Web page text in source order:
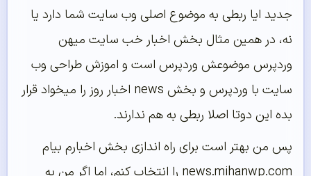
جدید ایا ربطی به موضوع اصلی وب سایت شما دارد یا
نه، در همین مثال بخش اخبار خب سایت میهن
وردپرس موضوعش وردپرس است و اموزش طراحی وب
سایت با وردپرس و بخش news اخبار روز را میخواد قرار
بده این دوتا اصلا ربطی به هم ندارند.
پس من بهتر است برای راه اندازی بخش اخبارم بیام
news.mihanwp.com را انتخاب کنم، اما اگر من به